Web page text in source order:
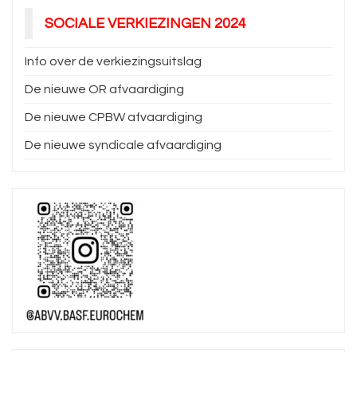
SOCIALE VERKIEZINGEN 2024
Info over de verkiezingsuitslag
De nieuwe OR afvaardiging
De nieuwe CPBW afvaardiging
De nieuwe syndicale afvaardiging